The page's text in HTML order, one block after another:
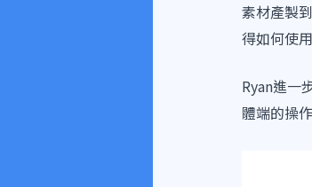
素材產製
得如何使
Ryan進一
體端的操